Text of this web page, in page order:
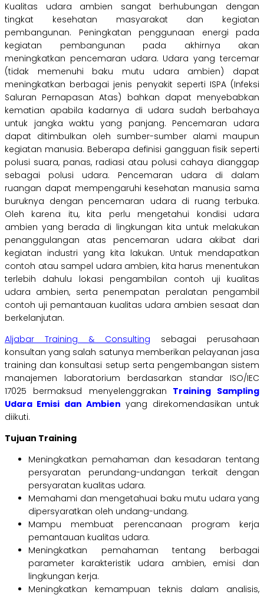
Kualitas udara ambien sangat berhubungan dengan
tingkat kesehatan masyarakat dan kegiatan
pembangunan. Peningkatan penggunaan energi pada
kegiatan pembangunan pada akhirnya akan
meningkatkan pencemaran udara. Udara yang tercemar
(tidak memenuhi baku mutu udara ambien) dapat
meningkatkan berbagai jenis penyakit seperti ISPA (Infeksi
Saluran Pernapasan Atas) bahkan dapat menyebabkan
kematian apabila kadarnya di udara sudah berbahaya
untuk jangka waktu yang panjang. Pencemaran udara
dapat ditimbulkan oleh sumber-sumber alami maupun
kegiatan manusia. Beberapa definisi gangguan fisik seperti
polusi suara, panas, radiasi atau polusi cahaya dianggap
sebagai polusi udara. Pencemaran udara di dalam
ruangan dapat mempengaruhi kesehatan manusia sama
buruknya dengan pencemaran udara di ruang terbuka.
Oleh karena itu, kita perlu mengetahui kondisi udara
ambien yang berada di lingkungan kita untuk melakukan
penanggulangan atas pencemaran udara akibat dari
kegiatan industri yang kita lakukan. Untuk mendapatkan
contoh atau sampel udara ambien, kita harus menentukan
terlebih dahulu lokasi pengambilan contoh uji kualitas
udara ambien, serta penempatan peralatan pengambil
contoh uji pemantauan kualitas udara ambien sesaat dan
berkelanjutan.
Aljabar Training & Consulting sebagai perusahaan
konsultan yang salah satunya memberikan pelayanan jasa
training dan konsultasi setup serta pengembangan sistem
manajemen laboratorium berdasarkan standar ISO/IEC
17025 bermaksud menyelenggrakan Training Sampling
Udara Emisi dan Ambien yang direkomendasikan untuk
diikuti.
Tujuan Training
Meningkatkan pemahaman dan kesadaran tentang
persyaratan perundang-undangan terkait dengan
persyaratan kualitas udara.
Memahami dan mengetahuai baku mutu udara yang
dipersyaratkan oleh undang-undang.
Mampu membuat perencanaan program kerja
pemantauan kualitas udara.
Meningkatkan pemahaman tentang berbagai
parameter karakteristik udara ambien, emisi dan
lingkungan kerja.
Meningkatkan kemampuan teknis dalam analisis,